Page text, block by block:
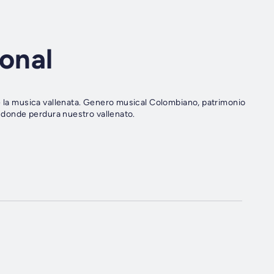
musica vallenata. Genero musical Colombiano, patrimonio
perdura nuestro vallenato.